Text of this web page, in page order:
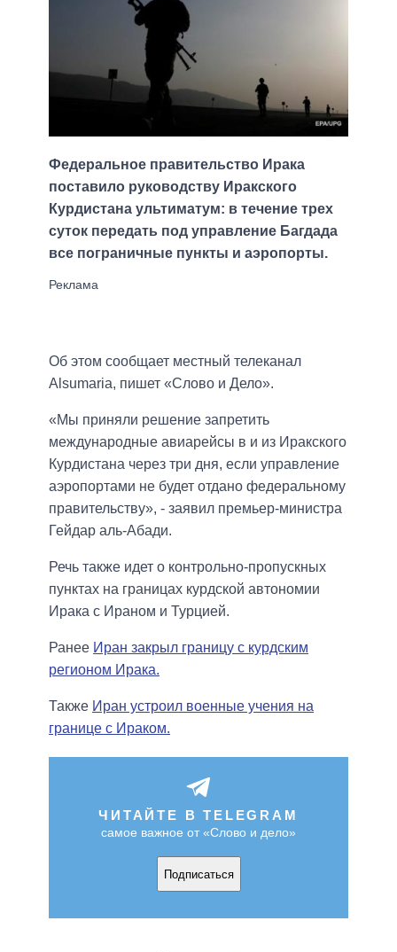
Федеральное правительство Ирака
поставило руководству Иракского
Курдистана ультиматум: в течение трех
суток передать под управление Багдада
все пограничные пункты и аэропорты.
Об этом сообщает местный телеканал
Alsumaria, пишет «Слово и Дело».
«Мы приняли решение запретить
международные авиарейсы в и из Иракского
Курдистана через три дня, если управление
аэропортами не будет отдано федеральному
правительству», - заявил премьер-министра
Гейдар аль-Абади.
Речь также идет о контрольно-пропускных
пунктах на границах курдской автономии
Ирака с Ираном и Турцией.
Ранее Иран закрыл границу с курдским
регионом Ирака.
Также Иран устроил военные учения на
границе с Ираком.
ЧИТАЙТЕ В TELEGRAM
самое важное от «Слово и дело»
Подписаться